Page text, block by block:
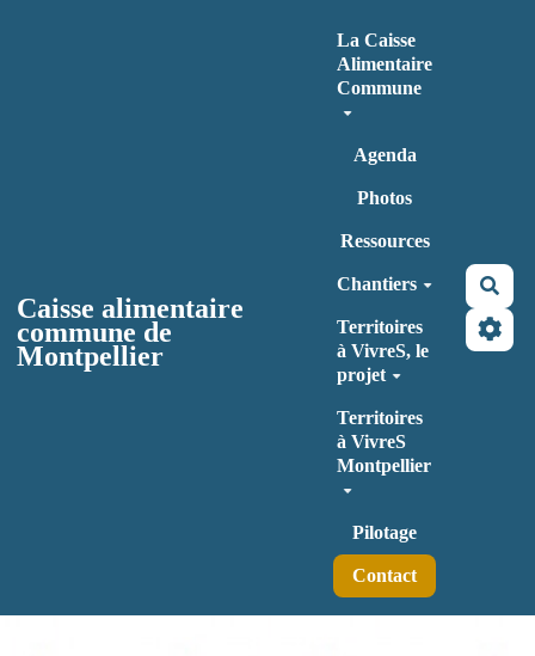
Caisse alimentaire
commune de
Montpellier
La Caisse
Alimentaire
Commune
Agenda
Photos
Ressources
Chantiers
Territoires
à VivreS, le
projet
Territoires
à VivreS
Montpellier
Pilotage
Contact